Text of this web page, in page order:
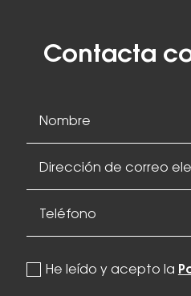
Contacta
He leído y acepto la